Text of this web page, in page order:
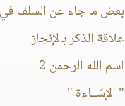
بعض ما جاء عن السلف
علاقة الذكر بالإنجاز
اسم الله الرحمن 2
" الإِسَــاءة "